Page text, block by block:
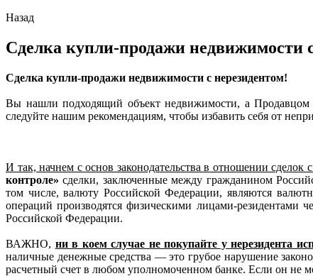
Назад
Сделка купли-продажи недвижимости
Сделка купли-продажи недвижимости с нерезидентом!
Вы нашли подходящий объект недвижимости, а Продавцом
следуйте нашим рекомендациям, чтобы избавить себя от
И так, начнем с основ законодательства в отношении сделок
контроле» сделки, заключенные между гражданином
том числе, валюту Российской Федерации, являются
операций производятся физическими лицами-резидентами
Российской Федерации.
ВАЖНО, ни в коем случае не покупайте у нерезидента
наличные денежные средства — это грубое нарушение
расчетный счет в любом уполномоченном банке. Если он не